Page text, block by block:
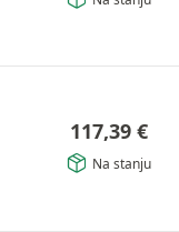
117,39 €
Na stanju